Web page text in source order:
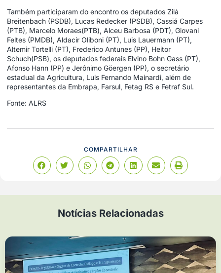
Também participaram do encontro os deputados Zilá
Breitenbach (PSDB), Lucas Redecker (PSDB), Cassiá Carpes
(PTB), Marcelo Moraes(PTB), Alceu Barbosa (PDT), Giovani
Feltes (PMDB), Aldacir Oliboni (PT), Luis Lauermann (PT),
Altemir Tortelli (PT), Frederico Antunes (PP), Heitor
Schuch(PSB), os deputados federais Elvino Bohn Gass (PT),
Afonso Hann (PP) e Jerônimo Göergen (PP), o secretário
estadual da Agricultura, Luis Fernando Mainardi, além de
representantes da Embrapa, Farsul, Fetag RS e Fetraf Sul.
Fonte: ALRS
COMPARTILHAR
Notícias Relacionadas